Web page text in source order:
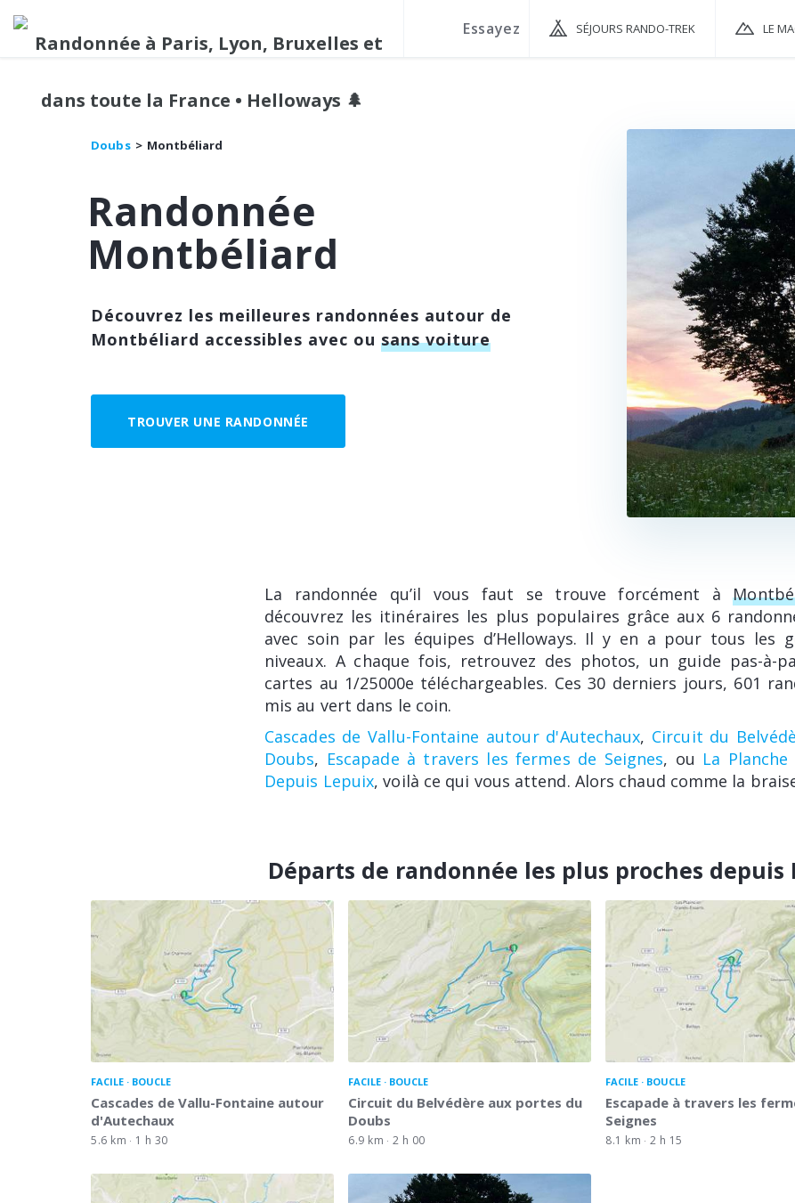
SÉJOURS RANDO-TREK LE
Doubs Montbéliard
Randonnée
Montbéliard
Découvrez les meilleures randonnées autour de
Montbéliard accessibles avec ou sans voiture
TROUVER UNE RANDONNÉE
La randonnée qu’il vous faut se trouve forcément à
découvrez les itinéraires les plus populaires grâce aux 6
avec soin par les équipes d’Helloways. Il y en a pour tous les
niveaux. A chaque fois, retrouvez des photos, un guide pas-à-
cartes au 1/25000e téléchargeables. Ces 30 derniers jours, 601
mis au vert dans le coin.
Cascades de Vallu-Fontaine autour d'Autechaux, Circuit du
Doubs, Escapade à travers les fermes de Seignes, ou La
Depuis Lepuix, voilà ce qui vous attend. Alors chaud comme la
Départs de randonnée les plus proches
FACILE BOUCLE
Cascades de Vallu-Fontaine autour
d'Autechaux
5.6 km 1 h 30
FACILE BOUCLE
Circuit du Belvédère aux portes du
Doubs
6.9 km 2 h 00
FACILE BOUCLE
Escapade à travers les
Seignes
8.1 km 2 h 15